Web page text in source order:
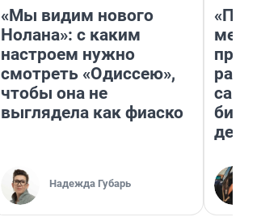
«Мы видим нового
Нолана»: с каким
настроем нужно
смотреть «Одиссею»,
чтобы она не
выглядела как фиаско
Надежда Губарь